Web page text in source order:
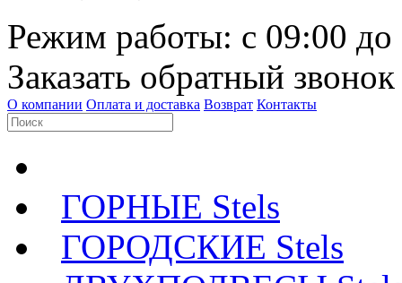
Режим работы: с 09:00 до
Заказать обратный звонок
О компании Оплата и доставка Возврат Контакты
ГОРНЫЕ Stels
ГОРОДСКИЕ Stels